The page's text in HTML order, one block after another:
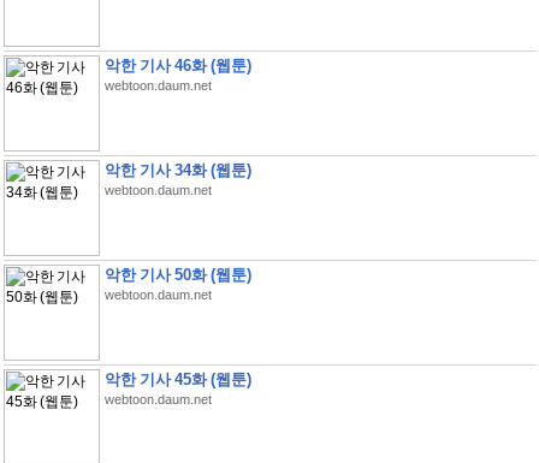
악한 기사 46화 (웹툰)
webtoon.daum.net
악한 기사 34화 (웹툰)
webtoon.daum.net
악한 기사 50화 (웹툰)
webtoon.daum.net
악한 기사 45화 (웹툰)
webtoon.daum.net